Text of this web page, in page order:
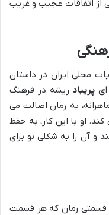
از اتفاقات عجیب و غریب
محلی ایران در داستان
پریباد ریشه در فرهنگ
به رمان اصالت می
او با این کار، به حفظ
و آن را به شکلی نو برای
همانطور که پیشتر اشاره شد، ساختار ۶۳ قسمتی رمان که هر قسمت